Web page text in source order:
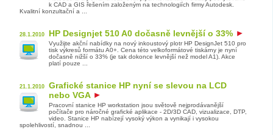
k CAD a GIS řešením založeným na technologiích firmy Autodesk.
Kvalitní konzultační a ...
28.1.2010 HP Designjet 510 A0 dočasně levnější o 33%
Využijte akční nabídky na nový inkoustový plotr HP DesignJet 510 pro
tisk výkresů formátu A0+. Cena této velkoformátové tiskárny je nyní
dočasně nižší o 33% (je tak dokonce levnější než model A1). Akce
platí pouze ...
21.1.2010
Grafické stanice HP nyní se slevou na LCD
nebo VGA
Pracovní stanice HP workstation jsou světově nejprodávanější
počítače pro náročné grafické aplikace - 2D/3D CAD, vizualizace, DTP,
video. Stanice HP nabízejí vysoký výkon a vynikají i vysokou
spolehlivostí, snadnou ...